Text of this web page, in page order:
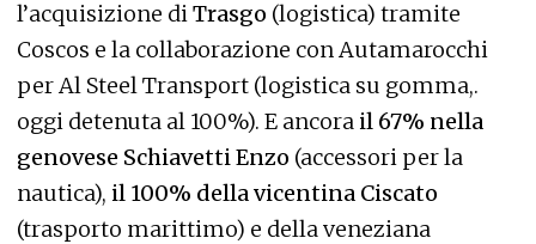
l’acquisizione diTrasgo (logistica) tramite
Coscos e la collaborazione con Autamarocchi
per Al Steel Transport (logistica su gomma,.
oggi detenuta al 100%). E ancora il 67% nella
genovese Schiavetti Enzo (accessori per la
nautica), il 100% della vicentina Ciscato
(trasporto marittimo) e della veneziana